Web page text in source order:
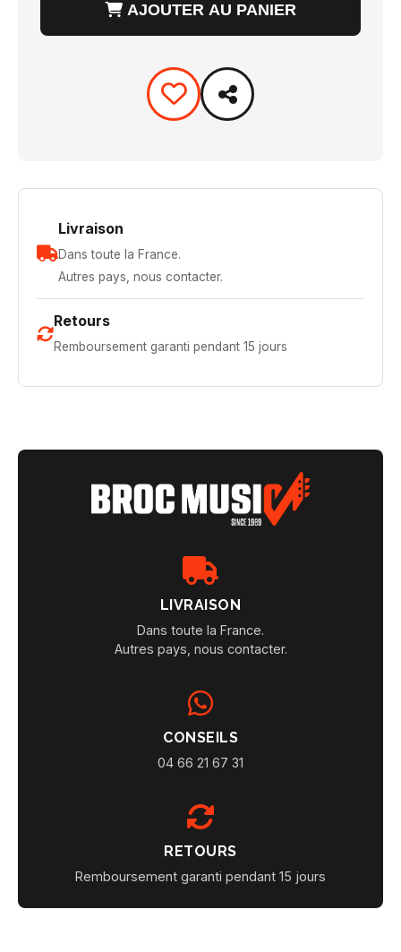
AJOUTER AU PANIER
Livraison
Dans toute la France.
Autres pays, nous contacter.
Retours
Remboursement garanti pendant 15 jours
LIVRAISON
Dans toute la France.
Autres pays, nous contacter.
CONSEILS
04 66 21 67 31
RETOURS
Remboursement garanti pendant 15 jours